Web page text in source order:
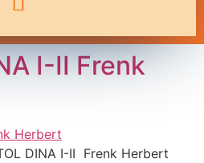
I-II Frenk
DINA I-II Frenk Herbert